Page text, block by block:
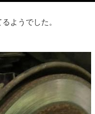
ようでした。